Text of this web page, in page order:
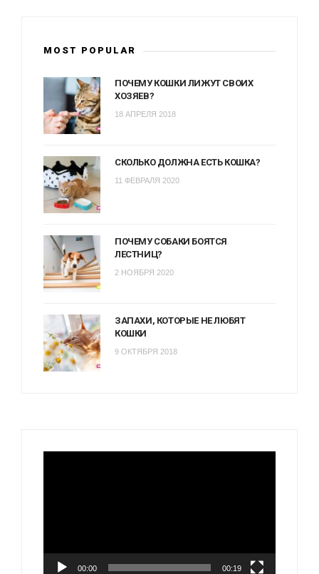
MOST POPULAR
ПОЧЕМУ КОШКИ ЛИЖУТ СВОИХ
ХОЗЯЕВ?
18 АПРЕЛЯ 2018
СКОЛЬКО ДОЛЖНА ЕСТЬ КОШКА?
11 ФЕВРАЛЯ 2020
ПОЧЕМУ СОБАКИ БОЯТСЯ
ЛЕСТНИЦ?
2 НОЯБРЯ 2020
ЗАПАХИ, КОТОРЫЕ НЕ ЛЮБЯТ
КОШКИ
9 ОКТЯБРЯ 2018
00:00 00:19